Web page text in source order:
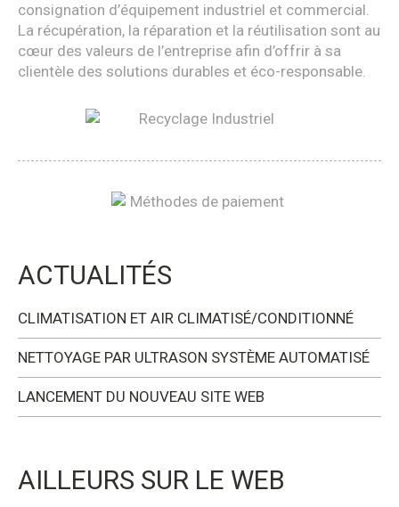
consignation d’équipement industriel et commercial.
La récupération, la réparation et la réutilisation sont au
cœur des valeurs de l’entreprise afin d’offrir à sa
clientèle des solutions durables et éco-responsable.
ACTUALITÉS
CLIMATISATION ET AIR CLIMATISÉ/CONDITIONNÉ
NETTOYAGE PAR ULTRASON SYSTÈME AUTOMATISÉ
LANCEMENT DU NOUVEAU SITE WEB
AILLEURS SUR LE WEB